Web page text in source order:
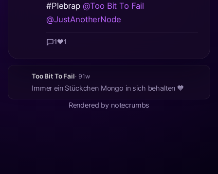
#Plebrap @Too Bit To Fail
@JustAnotherNode
1❤️1
Too Bit To Fail· 91w
Immer ein Stückchen Mongo in sich behalten 🧡
Rendered by notecrumbs